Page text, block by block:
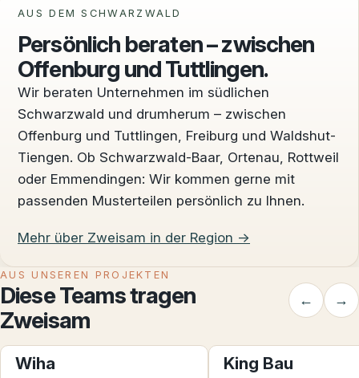
AUS DEM SCHWARZWALD
Persönlich beraten – zwischen
Offenburg und Tuttlingen.
Wir beraten Unternehmen im südlichen
Schwarzwald und drumherum – zwischen
Offenburg und Tuttlingen, Freiburg und Waldshut-
Tiengen. Ob Schwarzwald-Baar, Ortenau, Rottweil
oder Emmendingen: Wir kommen gerne mit
passenden Musterteilen persönlich zu Ihnen.
Mehr über Zweisam in der Region →
AUS UNSEREN PROJEKTEN
Diese Teams tragen
Zweisam
← →
Wiha King Bau